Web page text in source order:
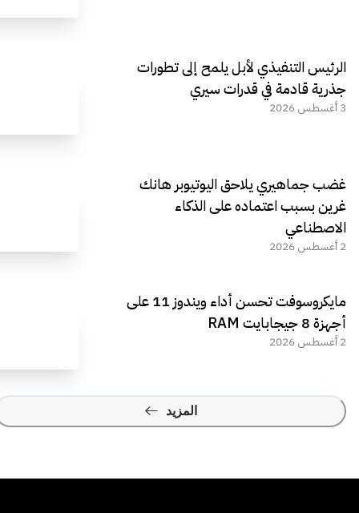
الرئيس التنفيذي لأبل يلمح إلى تطورات
جذرية قادمة في قدرات سيري
3 أغسطس 2026
غضب جماهيري يلاحق اليوتيوبر هانك
غرين بسبب اعتماده على الذكاء
الاصطناعي
2 أغسطس 2026
مايكروسوفت تحسن أداء ويندوز 11 على
أجهزة 8 جيجابايت RAM
2 أغسطس 2026
المزيد